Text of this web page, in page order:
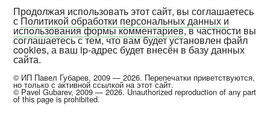
Продолжая использовать этот сайт, вы соглашаетесь
с Политикой обработки персональных данных и
использования формы комментариев, в частности вы
соглашаетесь с тем, что вам будет установлен файл
cookies, а ваш ip-адрес будет внесён в базу данных
сайта.
© ИП Павел Губарев, 2009 — 2026. Перепечатки приветствуются,
но только с активной ссылкой на этот сайт.
© Pavel Gubarev, 2009 — 2026. Unauthorized reproduction of any part
of this page is prohibited.